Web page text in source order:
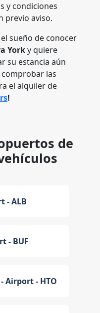
y condiciones
previo aviso.
sueño de conocer
Yorky quiere
su estancia aún
las
el alquiler de
!
de
- ALB
- BUF
Airport - HTO